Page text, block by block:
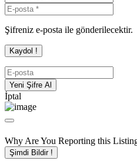
Şifreniz e-posta ile gönderilecektir.
İptal
Why Are You Reporting this
Şimdi Bildir !